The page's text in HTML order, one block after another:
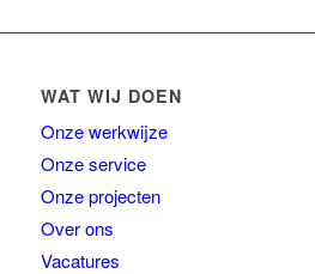
WAT WIJ DOEN
Onze werkwijze
Onze service
Onze projecten
Over ons
Vacatures